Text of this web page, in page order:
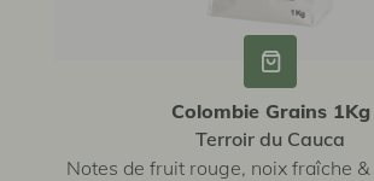
Colombie Grains 1Kg
Terroir du Cauca
Notes de fruit rouge, noix fraîche